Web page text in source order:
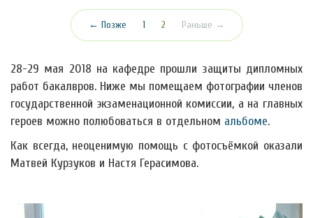
← Позже 1 2(текущая)Раньше →
28-29 мая 2018 на кафедре прошли защиты дипломных
работ бакалвров. Ниже мы помещаем фотографии членов
государственной экзаменационной комиссии, а на главных
героев можно полюбоваться в отдельном альбоме.
Как всегда, неоценимую помощь с фотосъёмкой оказали
Матвей Курзуков и Настя Герасимова.